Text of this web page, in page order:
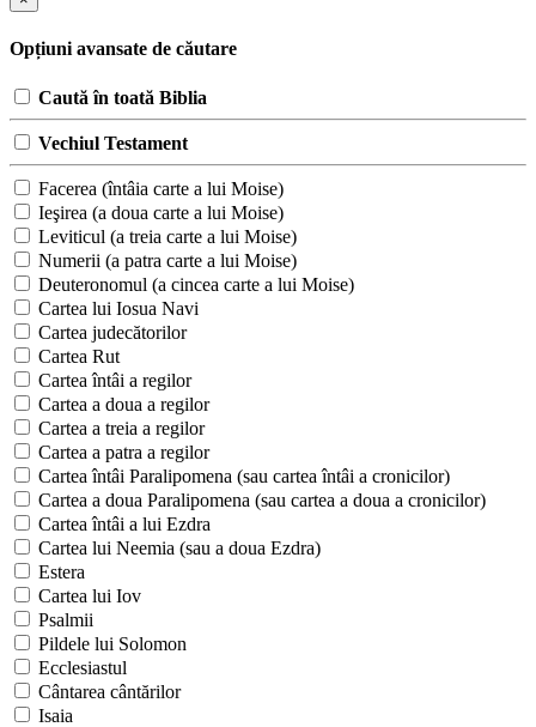
Opțiuni avansate de căutare
Caută în toată Biblia
Vechiul Testament
Facerea (întâia carte a lui Moise)
Ieşirea (a doua carte a lui Moise)
Leviticul (a treia carte a lui Moise)
Numerii (a patra carte a lui Moise)
Deuteronomul (a cincea carte a lui Moise)
Cartea lui Iosua Navi
Cartea judecătorilor
Cartea Rut
Cartea întâi a regilor
Cartea a doua a regilor
Cartea a treia a regilor
Cartea a patra a regilor
Cartea întâi Paralipomena (sau cartea întâi a cronicilor)
Cartea a doua Paralipomena (sau cartea a doua a cronicilor)
Cartea întâi a lui Ezdra
Cartea lui Neemia (sau a doua Ezdra)
Estera
Cartea lui Iov
Psalmii
Pildele lui Solomon
Ecclesiastul
Cântarea cântărilor
Isaia